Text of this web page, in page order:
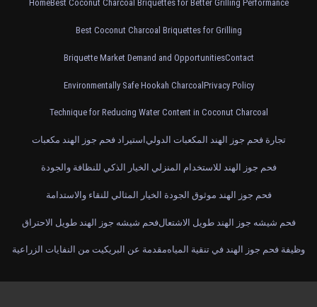
HomeBest Coconut Charcoal Briquettes for Better Grilling Performance
Best Coconut Charcoal Briquettes for Grilling
Briquette Market Demand and OpportunitiesContact
Environmentally Safe Hookah CharcoalPrivacy Policy
Technique for Reducing Water Content in Coconut Charcoal
استيراد فحم جوز الهند مكعبات تجارة فحم جوز الهند المكعبات الدولي
فحم جوز الهند للاستخدام المنزلي الخيار الذكي للنظافة والجودة
فحم جوز الهند موثوق الجودة الخيار المثالي للنقاء والاستدامة
فحم شيشه جوز الهند طويل الاحتراقفحم شيشه جوز الهند طويل الاشتعال
مقدمة عن البريكيت من النفايات الزراعيةوظيفة فحم جوز الهند في تنقية المياه